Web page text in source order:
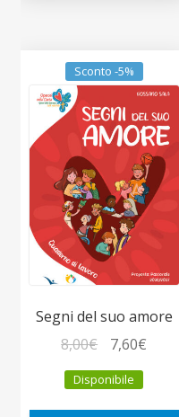
Sconto -5%
Segni del suo amore
8,00€
prezzo
originale
era:
7,60€
è:
Disponibile